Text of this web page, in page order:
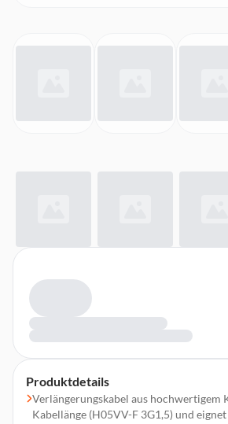
Produktdetails
Verlängerungskabel aus hochwertigem
Kabellänge (H05VV-F 3G1,5) und